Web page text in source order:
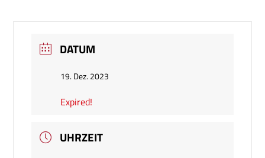
DATUM
19. Dez. 2023
Expired!
UHRZEIT